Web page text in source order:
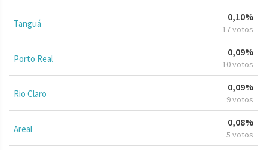
Tanguá
0,10%
17 votos
Porto Real
0,09%
10 votos
Rio Claro
0,09%
9 votos
Areal
0,08%
5 votos